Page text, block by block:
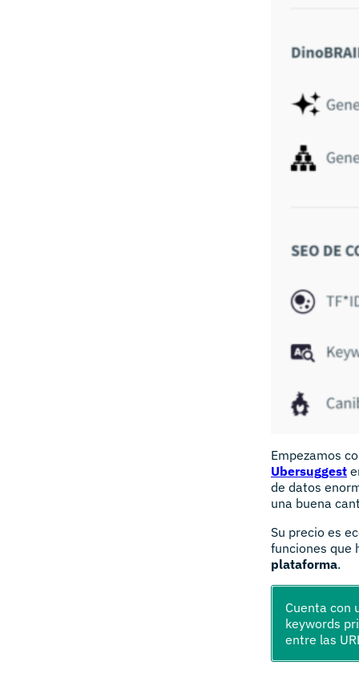
Empezamos
Ubersuggest
de datos
una buena
Su precio es
funciones que
plataforma.
Cuenta con
keywords
entre las